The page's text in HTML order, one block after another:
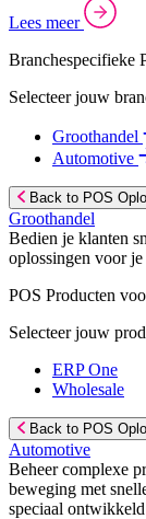
Lees meer
Branchespecifieke
Selecteer jouw
Groothandel
Automotive
Back to POS
Groothandel
Bedien je klanten
oplossingen voor je
POS Producten
Selecteer jouw
ERP One
Wholesale
Back to POS
Automotive
Beheer complexe
beweging met
speciaal